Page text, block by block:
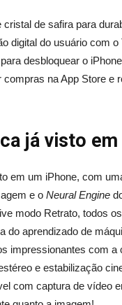
de safira para
digital do usuário com o
desbloquear o
na App Store e
já visto
em um iPhone, com
e o Neural Engine
modo Retrato, todos
do aprendizado de
impressionantes com a
e estabilização
com captura de vídeo